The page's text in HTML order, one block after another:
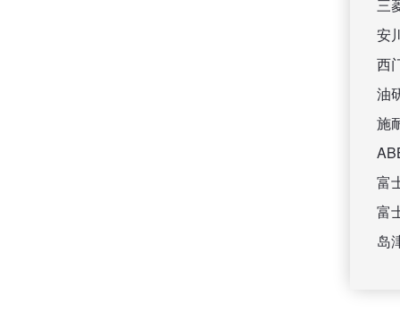
三
安
西
油
施
富
富
岛